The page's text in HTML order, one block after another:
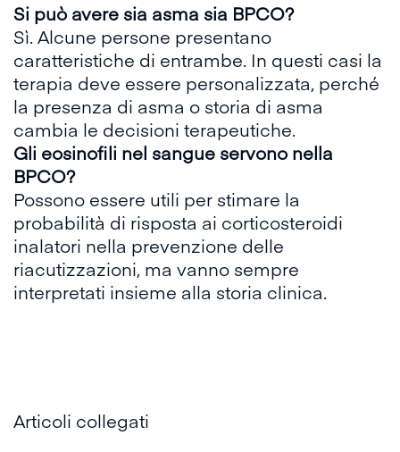
Si può avere sia asma sia BPCO?
Sì. Alcune persone presentano
caratteristiche di entrambe. In questi casi la
terapia deve essere personalizzata, perché
la presenza di asma o storia di asma
cambia le decisioni terapeutiche.
Gli eosinofili nel sangue servono nella
BPCO?
Possono essere utili per stimare la
probabilità di risposta ai corticosteroidi
inalatori nella prevenzione delle
riacutizzazioni, ma vanno sempre
interpretati insieme alla storia clinica.
Articoli collegati